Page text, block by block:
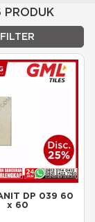
PRODUK
FILTER
DP 039 60
x 60